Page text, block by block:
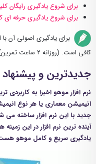
برای شروع یادگیری رایگان
برای شروع یادگیری حرفه ای
برای یادگیری اصولی آن با
کافی است. (روزانه ۲ ساعت تمرین)
جدیدترین و
نرم افزار موهو اخیرا به
انیمیشن معماری یا هر نوع
جدید با این نرم افزار ساخته
آینده ترین نرم افزار در این
یادگیری سریع و کامل موهو